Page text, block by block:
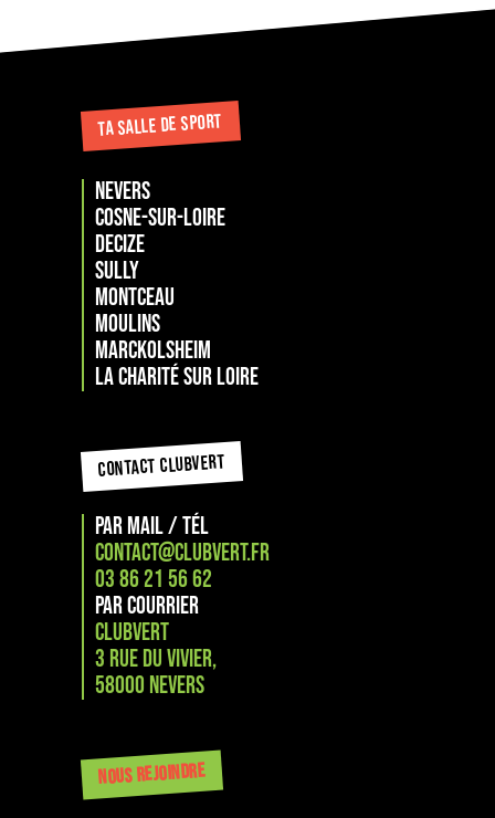
TA SALLE DE SPORT
NEVERS
COSNE-SUR-LOIRE
DECIZE
SULLY
MONTCEAU
MOULINS
Marckolsheim
La Charité sur loire
CONTACT CLUBVERT
PAR MAIL / TÉL
CONTACT@CLUBVERT.FR
03 86 21 56 62
PAR COURRIER
CLUBVERT
3 RUE DU VIVIER,
58000 NEVERS
NOUS REJOINDRE